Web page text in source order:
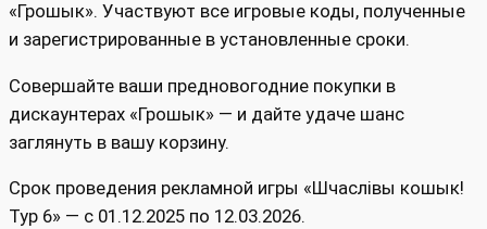
«Грошык». Участвуют все игровые коды, полученные
и зарегистрированные в установленные сроки.
Совершайте ваши предновогодние покупки в
дискаунтерах «Грошык» — и дайте удаче шанс
заглянуть в вашу корзину.
Срок проведения рекламной игры «Шчаслiвы кошык!
Тур 6» — с 01.12.2025 по 12.03.2026.